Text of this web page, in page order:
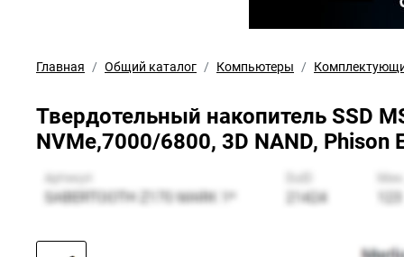
Главная Общий каталог Компьютеры
Твердотельный накопитель SSD
NVMe,7000/6800, 3D NAND, Phison